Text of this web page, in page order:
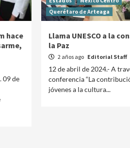
hace
09 de
Querétaro de Arteaga
Llama UNESCO a la
la Paz
2 años ago Editorial Staff
12 de abril de 2024.- A
conferencia “La
jóvenes a la cultura...